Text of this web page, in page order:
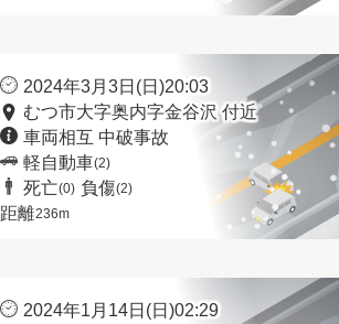
2024年3月3日(日)20:03
むつ市大字奥内字金谷沢 付近
車両相互 中破事故
軽自動車(2)
死亡(0) 負傷(2)
距離236m
2024年1月14日(日)02:29